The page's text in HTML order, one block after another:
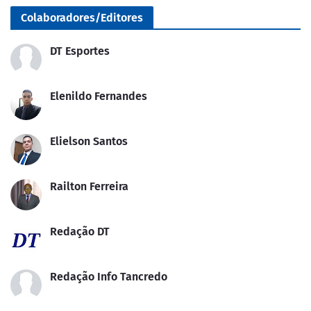
Colaboradores/Editores
DT Esportes
Elenildo Fernandes
Elielson Santos
Railton Ferreira
Redação DT
Redação Info Tancredo